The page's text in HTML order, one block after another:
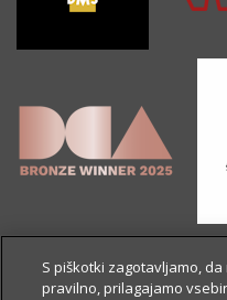
S piškotki zagotavljamo,
pravilno, prilagajamo